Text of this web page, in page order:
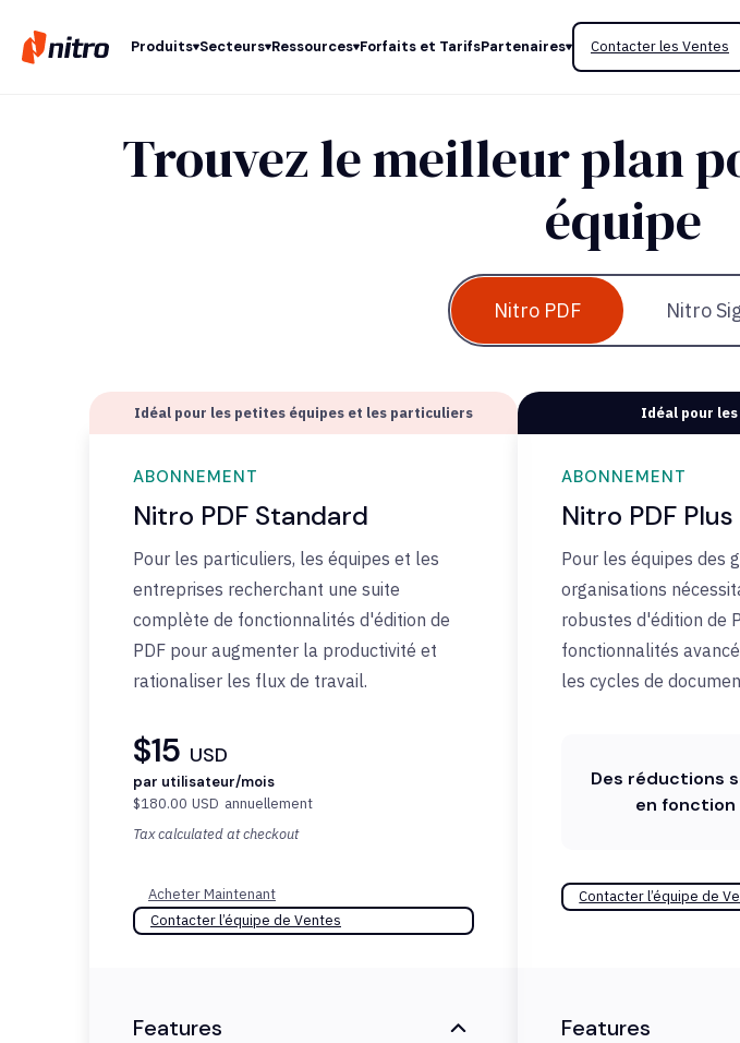
Produits Secteurs Ressources Forfaits et TarifsPartenaires Contacter les Ventes
Trouvez le meilleur plan
équipe
Nitro PDF Nitro
Idéal pour les petites équipes et les particuliers
ABONNEMENT
Nitro PDF Standard
Pour les particuliers, les équipes et les
entreprises recherchant une suite
complète de fonctionnalités d'édition de
PDF pour augmenter la productivité et
rationaliser les flux de travail.
$15 USD
par utilisateur/mois
$180.00 USD annuellement
Tax calculated at checkout
Acheter Maintenant
Contacter l’équipe de Ventes
Features
Idéal pour
ABONNEMENT
Nitro PDF Plus
Pour les équipes des
organisations
robustes d'édition de
fonctionnalités
les cycles de
Des réductions
en fonction
Contacter l’équipe de
Features